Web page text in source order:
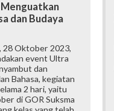
Menguatkan
dan Budaya
28 Oktober 2023,
event Ultra
dan
Bahasa, kegiatan
2 hari, yaitu
di GOR Suksma